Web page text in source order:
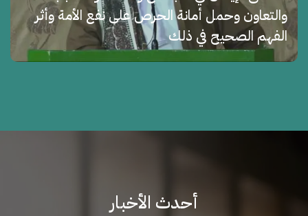
والتعاون وحمل أمانة الحرص على نفع الأمة وأثر
الفهم الصحيح في ذلك
أحدث الأخبار